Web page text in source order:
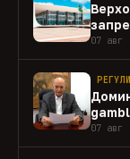
07 авг
закона
07 авг